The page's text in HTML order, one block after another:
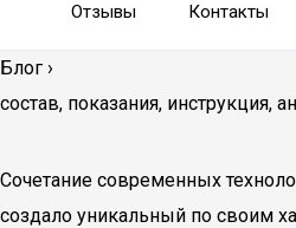
Отзывы Контакты
Блог ›
состав, показания, инструкция,
Сочетание современных
создало уникальный по своим